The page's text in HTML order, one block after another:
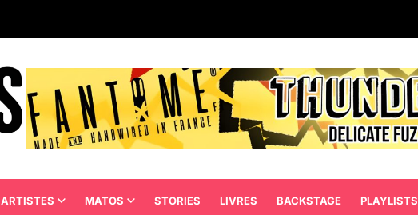
ARTISTES MATOS STORIES LIVRES BACKSTAGE PLAYLISTS